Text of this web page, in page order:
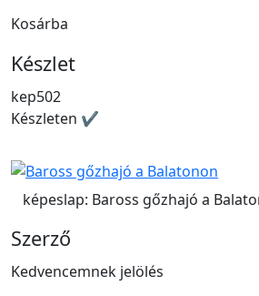
Kosárba
Készlet
kep502
Készleten ✔
képeslap: Baross gőzhajó a
Szerző
Kedvencemnek jelölés